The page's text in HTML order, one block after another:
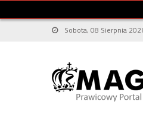
Sobota, 08 Sierpnia